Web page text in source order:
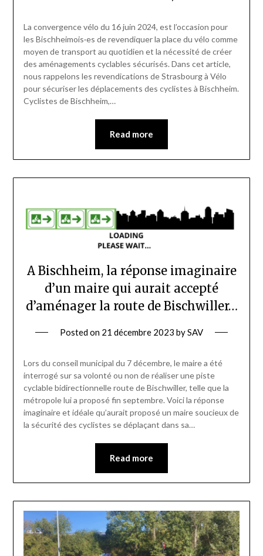
La convergence vélo du 16 juin 2024, est l’occasion pour
les Bischheimois·es de revendiquer la place du vélo comme
moyen de transport au quotidien et la nécessité de créer
des aménagements cyclables sécurisés. Dans cet article,
nous rappelons les revendications de Strasbourg à Vélo
pour sécuriser les déplacements des cyclistes à Bischheim.
Cyclistes de Bischheim,…
Read more
A Bischheim, la réponse imaginaire
d’un maire qui aurait accepté
d’aménager la route de Bischwiller…
Posted on 21 décembre 2023 bySAV
Lors du conseil municipal du 7 décembre, le maire a été
interrogé sur sa volonté ou non de réaliser une piste
cyclable bidirectionnelle route de Bischwiller, telle que la
métropole lui a proposé fin septembre. Voici la réponse
imaginaire et idéale qu’aurait proposé un maire soucieux de
la sécurité des cyclistes se déplaçant dans sa…
Read more